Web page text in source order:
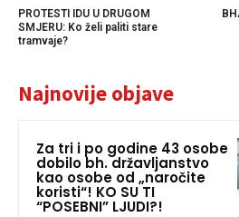
PROTESTI IDU U DRUGOM
SMJERU: Ko želi paliti stare
tramvaje?
Najnovije objave
Za tri i po godine 43 osobe
dobilo bh. državljanstvo
kao osobe od „naročite
koristi“! KO SU TI
“POSEBNI” LJUDI?!